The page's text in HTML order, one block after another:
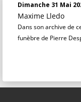
Dimanche 31 Mai
Maxime Lledo
Dans son archive de
funèbre de Pierre